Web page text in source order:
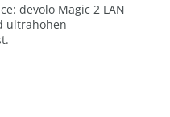
devolo Magic 2 LAN
ultrahohen